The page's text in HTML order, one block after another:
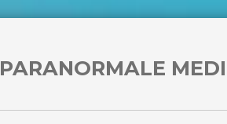
PARANORMALE